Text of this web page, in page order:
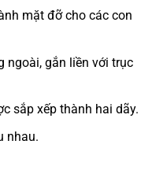
mặt đỡ cho các con
ngoài, gắn liền với trục
sắp xếp thành hai dãy.
nhau.